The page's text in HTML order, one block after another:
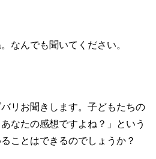
なんでも聞いてください。
リお聞きします。子どもたちの
あなたの感想ですよね？」という
ことはできるのでしょうか？